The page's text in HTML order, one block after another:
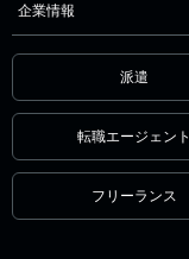
企業情報
派遣
転職エージェント
フリーランス